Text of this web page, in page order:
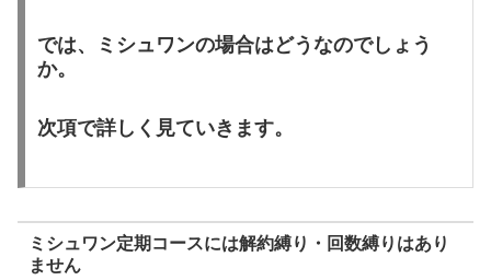
では、ミシュワンの場合はどうなのでしょう
か。
次項で詳しく見ていきます。
ミシュワン定期コースには解約縛り・回数縛りはあり
ません